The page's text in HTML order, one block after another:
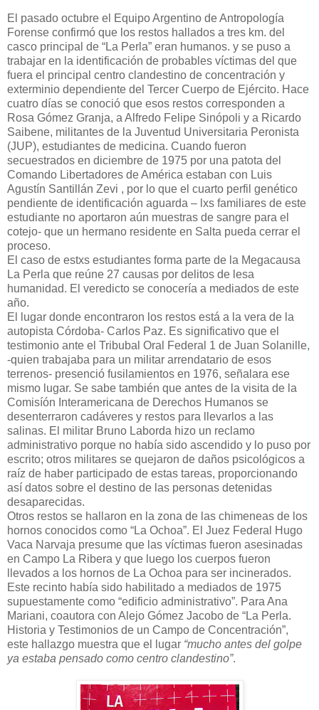
El pasado octubre el Equipo Argentino de Antropología
Forense confirmó que los restos hallados a tres km. del
casco principal de “La Perla” eran humanos. y se puso a
trabajar en la identificación de probables víctimas del que
fuera el principal centro clandestino de concentración y
exterminio dependiente del Tercer Cuerpo de Ejército. Hace
cuatro días se conoció que esos restos corresponden a
Rosa Gómez Granja, a Alfredo Felipe Sinópoli y a Ricardo
Saibene, militantes de la Juventud Universitaria Peronista
(JUP), estudiantes de medicina. Cuando fueron
secuestrados en diciembre de 1975 por una patota del
Comando Libertadores de América estaban con Luis
Agustín Santillán Zevi , por lo que el cuarto perfil genético
pendiente de identificación aguarda – lxs familiares de este
estudiante no aportaron aún muestras de sangre para el
cotejo- que un hermano residente en Salta pueda cerrar el
proceso.
El caso de estxs estudiantes forma parte de la Megacausa
La Perla que reúne 27 causas por delitos de lesa
humanidad. El veredicto se conocería a mediados de este
año.
El lugar donde encontraron los restos está a la vera de la
autopista Córdoba- Carlos Paz. Es significativo que el
testimonio ante el Tribubal Oral Federal 1 de Juan Solanille,
-quien trabajaba para un militar arrendatario de esos
terrenos- presenció fusilamientos en 1976, señalara ese
mismo lugar. Se sabe también que antes de la visita de la
Comisíón Interamericana de Derechos Humanos se
desenterraron cadáveres y restos para llevarlos a las
salinas. El militar Bruno Laborda hizo un reclamo
administrativo porque no había sido ascendido y lo puso por
escrito; otros militares se quejaron de daños psicológicos a
raíz de haber participado de estas tareas, proporcionando
así datos sobre el destino de las personas detenidas
desaparecidas.
Otros restos se hallaron en la zona de las chimeneas de los
hornos conocidos como “La Ochoa”. El Juez Federal Hugo
Vaca Narvaja presume que las víctimas fueron asesinadas
en Campo La Ribera y que luego los cuerpos fueron
llevados a los hornos de La Ochoa para ser incinerados.
Este recinto había sido habilitado a mediados de 1975
supuestamente como “edificio administrativo”. Para Ana
Mariani, coautora con Alejo Gómez Jacobo de “La Perla.
Historia y Testimonios de un Campo de Concentración”,
este hallazgo muestra que el lugar “mucho antes del golpe
ya estaba pensado como centro clandestino”.